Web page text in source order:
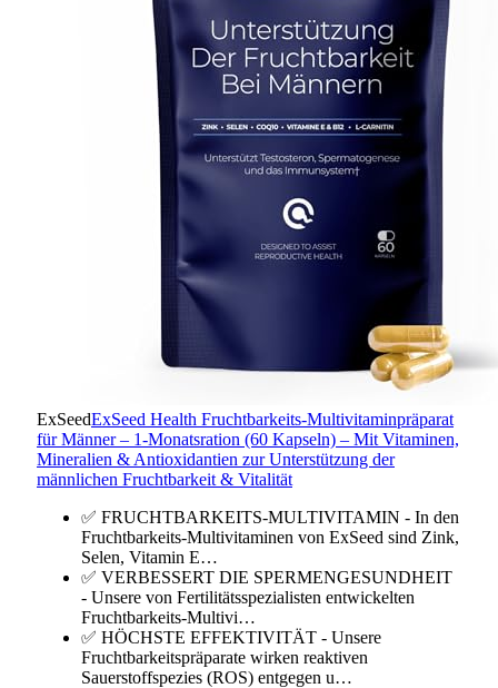
ExSeedExSeed Health Fruchtbarkeits-Multivitaminpräparat
für Männer – 1-Monatsration (60 Kapseln) – Mit Vitaminen,
Mineralien & Antioxidantien zur Unterstützung der
männlichen Fruchtbarkeit & Vitalität
✅ FRUCHTBARKEITS-MULTIVITAMIN - In den
Fruchtbarkeits-Multivitaminen von ExSeed sind Zink,
Selen, Vitamin E…
✅ VERBESSERT DIE SPERMENGESUNDHEIT
- Unsere von Fertilitätsspezialisten entwickelten
Fruchtbarkeits-Multivi…
✅ HÖCHSTE EFFEKTIVITÄT - Unsere
Fruchtbarkeitspräparate wirken reaktiven
Sauerstoffspezies (ROS) entgegen u…